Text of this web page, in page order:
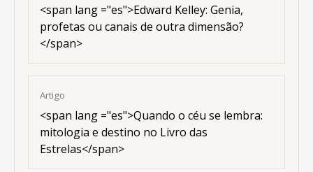
<span lang ="es">Edward Kelley: Genia,
profetas ou canais de outra dimensão?
</span>
Artigo
<span lang ="es">Quando o céu se lembra:
mitologia e destino no Livro das
Estrelas</span>